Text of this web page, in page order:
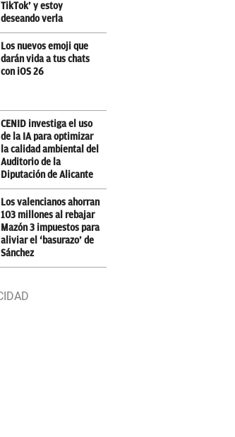
TikTok’ y estoy
deseando verla
Los nuevos emoji que
darán vida a tus chats
con iOS 26
CENID investiga el uso
de la IA para optimizar
la calidad ambiental del
Auditorio de la
Diputación de Alicante
Los valencianos ahorran
103 millones al rebajar
Mazón 3 impuestos para
aliviar el ‘basurazo’ de
Sánchez